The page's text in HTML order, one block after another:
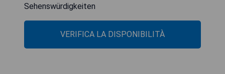
Sehenswürdigkeiten
VERIFICA LA DISPONIBILITÀ